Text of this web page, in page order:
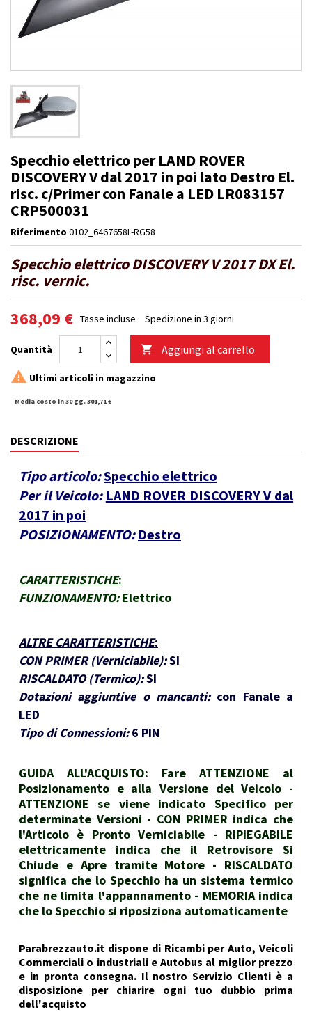
Specchio elettrico per LAND ROVER
DISCOVERY V dal 2017 in poi lato Destro El.
risc. c/Primer con Fanale a LED LR083157
CRP500031
Riferimento 0102_6467658L-RG58
Specchio elettrico DISCOVERY V 2017 DX El.
risc. vernic.
368,09 € Tasse incluse Spedizione in 3 giorni
Quantità  Aggiungi al carrello
 Ultimi articoli in magazzino
Media costo in 30 gg. 301,71 €
DESCRIZIONE
Tipo articolo:Specchio elettrico
Per il Veicolo: LAND ROVER DISCOVERY V dal
2017 in poi
POSIZIONAMENTO: Destro
CARATTERISTICHE:
FUNZIONAMENTO: Elettrico
ALTRE CARATTERISTICHE:
CON PRIMER (Verniciabile):SI
RISCALDATO (Termico):SI
Dotazioni aggiuntive o mancanti: con Fanale a
LED
Tipo di Connessioni: 6 PIN
GUIDA ALL'ACQUISTO: Fare ATTENZIONE al
Posizionamento e alla Versione del Veicolo -
ATTENZIONE se viene indicato Specifico per
determinate Versioni - CON PRIMER indica che
l'Articolo è Pronto Verniciabile - RIPIEGABILE
elettricamente indica che il Retrovisore Si
Chiude e Apre tramite Motore - RISCALDATO
significa che lo Specchio ha un sistema termico
che ne limita l'appannamento - MEMORIA indica
che lo Specchio si riposiziona automaticamente
Parabrezzauto.it dispone di Ricambi per Auto, Veicoli
Commerciali o industriali e Autobus al miglior prezzo
e in pronta consegna. Il nostro Servizio Clienti è a
disposizione per chiarire ogni tuo dubbio prima
dell'acquisto